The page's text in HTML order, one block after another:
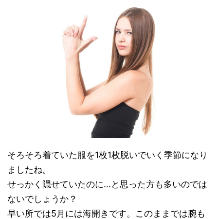
そろそろ着ていた服を1枚1枚脱いでいく季節になり
ましたね。
せっかく隠せていたのに…と思った方も多いのでは
ないでしょうか？
早い所では5月には海開きです。このままでは腕も